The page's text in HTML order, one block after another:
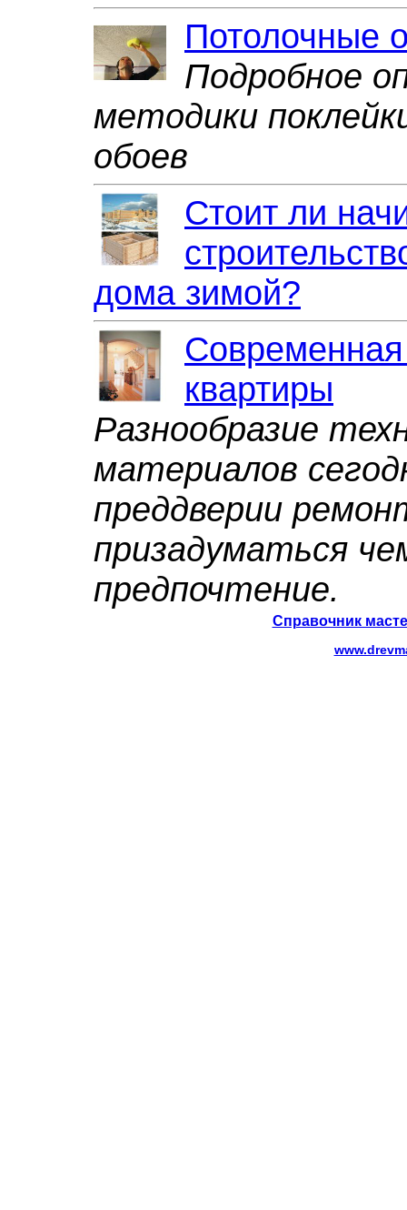
Потолочные
Подробное
методики
обоев
Стоит ли
дома зимой?
Современная
квартиры
Разнообразие
материалов
преддверии
призадуматься
предпочтение.
Справочник